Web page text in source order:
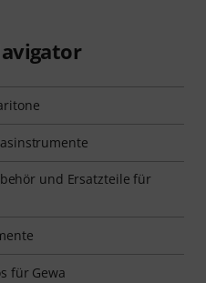
und Ersatzteile für
für Gewa